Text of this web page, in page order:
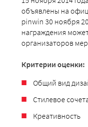
объявлены на
pinwin 30 ноября
награждения
организаторов
Критерии оценки:
Общий вид
Стилевое
Креативность